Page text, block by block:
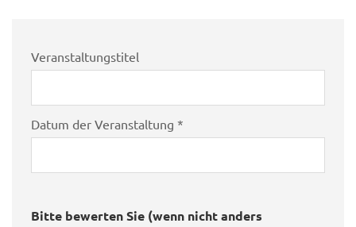
Veranstaltungstitel
Datum der Veranstaltung *
Bitte bewerten Sie (wenn nicht anders